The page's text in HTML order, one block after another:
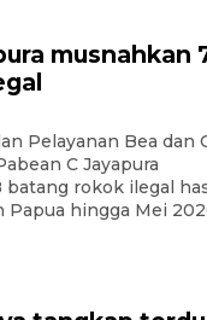
musnahkan
Pelayanan Bea dan
C Jayapura
rokok ilegal
hingga Mei